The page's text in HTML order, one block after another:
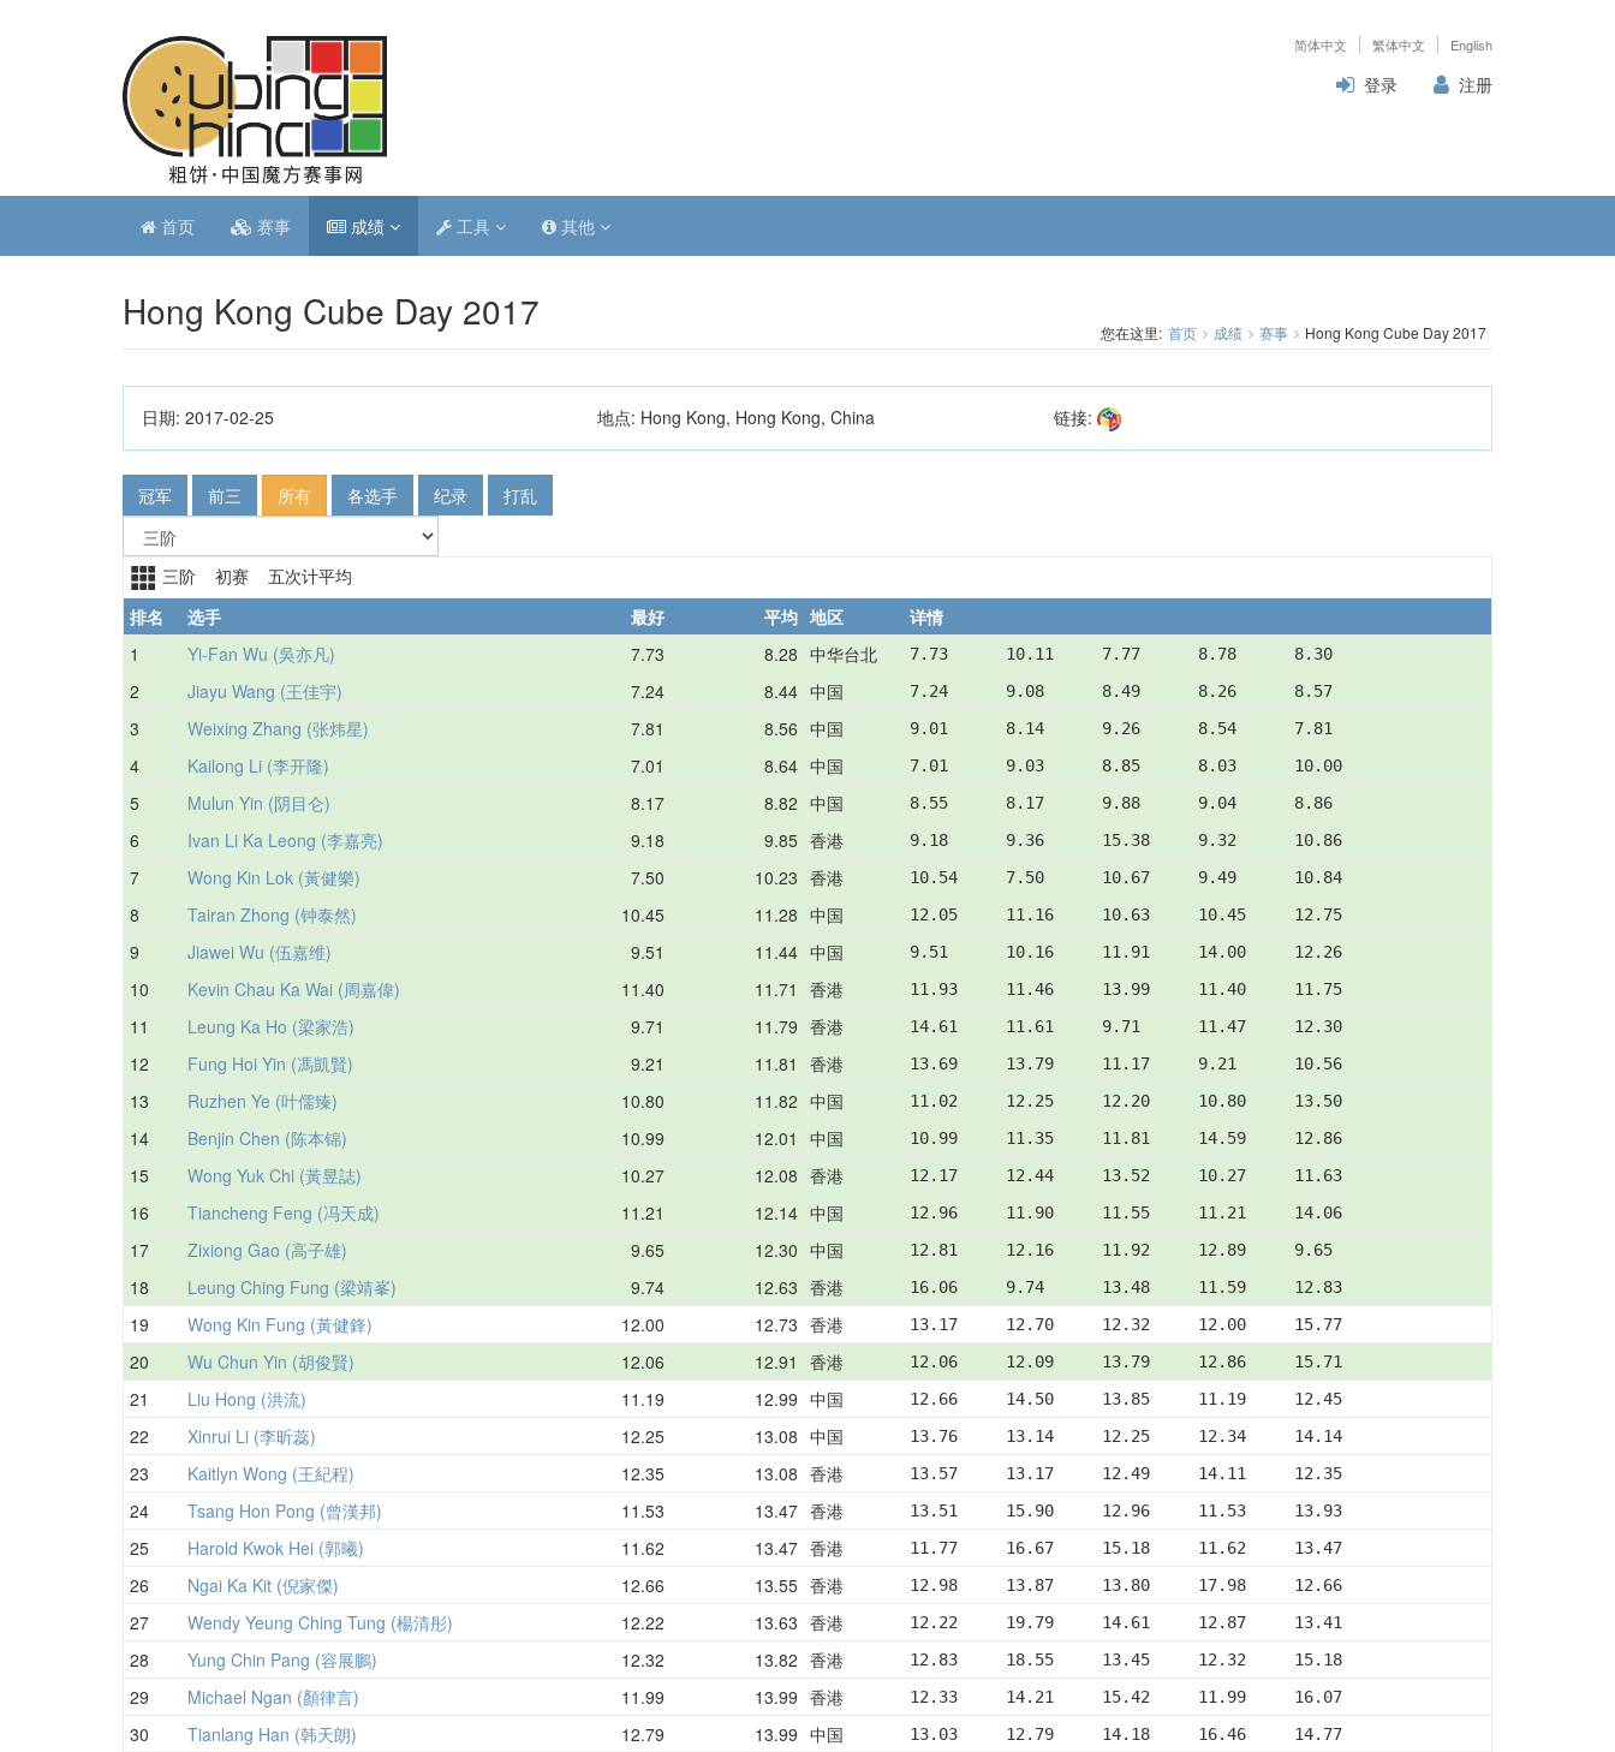
简体中文 繁体中文 English
登录 注册
首页 赛事 成绩 工具 其他
Hong Kong Cube Day 2017 您在这里: 首页 成绩 赛事 Hong Kong Cube Day 2017
日期: 2017-02-25 地点: Hong Kong, Hong Kong, China 链接:
冠军 前三 所有 各选手 纪录 打乱
三阶 初赛 五次计平均
排名
选手 最好 平均 地区
详情
1
Yi-Fan Wu (吳亦凡) 7.73 8.28 中华台北 7.73      10.11     7.77      8.78      8.30
2 Jiayu Wang (王佳宇) 7.24 8.44 中国 7.24      9.08      8.49      8.26      8.57
3 Weixing Zhang (张炜星) 7.81 8.56 中国 9.01      8.14      9.26      8.54      7.81
4 Kailong Li (李开隆) 7.01 8.64 中国 7.01      9.03      8.85      8.03      10.00
5 Mulun Yin (阴目仑) 8.17 8.82 中国 8.55      8.17      9.88      9.04      8.86
6 Ivan Li Ka Leong (李嘉亮) 9.18 9.85 香港 9.18      9.36      15.38     9.32      10.86
7 Wong Kin Lok (黃健樂) 7.50 10.23 香港 10.54     7.50      10.67     9.49      10.84
8 Tairan Zhong (钟泰然) 10.45 11.28 中国 12.05     11.16     10.63     10.45     12.75
9 Jiawei Wu (伍嘉维) 9.51 11.44 中国 9.51      10.16     11.91     14.00     12.26
10 Kevin Chau Ka Wai (周嘉偉) 11.40 11.71 香港 11.93     11.46     13.99     11.40     11.75
11 Leung Ka Ho (梁家浩) 9.71 11.79 香港 14.61     11.61     9.71      11.47     12.30
12 Fung Hoi Yin (馮凱賢) 9.21 11.81 香港 13.69     13.79     11.17     9.21      10.56
13 Ruzhen Ye (叶儒臻) 10.80 11.82 中国 11.02     12.25     12.20     10.80     13.50
14 Benjin Chen (陈本锦) 10.99 12.01 中国 10.99     11.35     11.81     14.59     12.86
15 Wong Yuk Chi (黃昱誌) 10.27 12.08 香港 12.17     12.44     13.52     10.27     11.63
16 Tiancheng Feng (冯天成) 11.21 12.14 中国 12.96     11.90     11.55     11.21     14.06
17 Zixiong Gao (高子雄) 9.65 12.30 中国 12.81     12.16     11.92     12.89     9.65
18 Leung Ching Fung (梁靖峯) 9.74 12.63 香港 16.06     9.74      13.48     11.59     12.83
19 Wong Kin Fung (黃健鋒) 12.00 12.73 香港 13.17     12.70     12.32     12.00     15.77
20 Wu Chun Yin (胡俊賢) 12.06 12.91 香港 12.06     12.09     13.79     12.86     15.71
21 Liu Hong (洪流) 11.19 12.99 中国 12.66     14.50     13.85     11.19     12.45
22 Xinrui Li (李昕蕊) 12.25 13.08 中国 13.76     13.14     12.25     12.34     14.14
23 Kaitlyn Wong (王紀程) 12.35 13.08 香港 13.57     13.17     12.49     14.11     12.35
24 Tsang Hon Pong (曾漢邦) 11.53 13.47 香港 13.51     15.90     12.96     11.53     13.93
25 Harold Kwok Hei (郭曦) 11.62 13.47 香港 11.77     16.67     15.18     11.62     13.47
26 Ngai Ka Kit (倪家傑) 12.66 13.55 香港 12.98     13.87     13.80     17.98     12.66
27 Wendy Yeung Ching Tung (楊清彤) 12.22 13.63 香港 12.22     19.79     14.61     12.87     13.41
28 Yung Chin Pang (容展鵬) 12.32 13.82 香港 12.83     18.55     13.45     12.32     15.18
29 Michael Ngan (顏律言) 11.99 13.99 香港 12.33     14.21     15.42     11.99     16.07
30 Tianlang Han (韩天朗) 12.79 13.99 中国 13.03     12.79     14.18     16.46     14.77